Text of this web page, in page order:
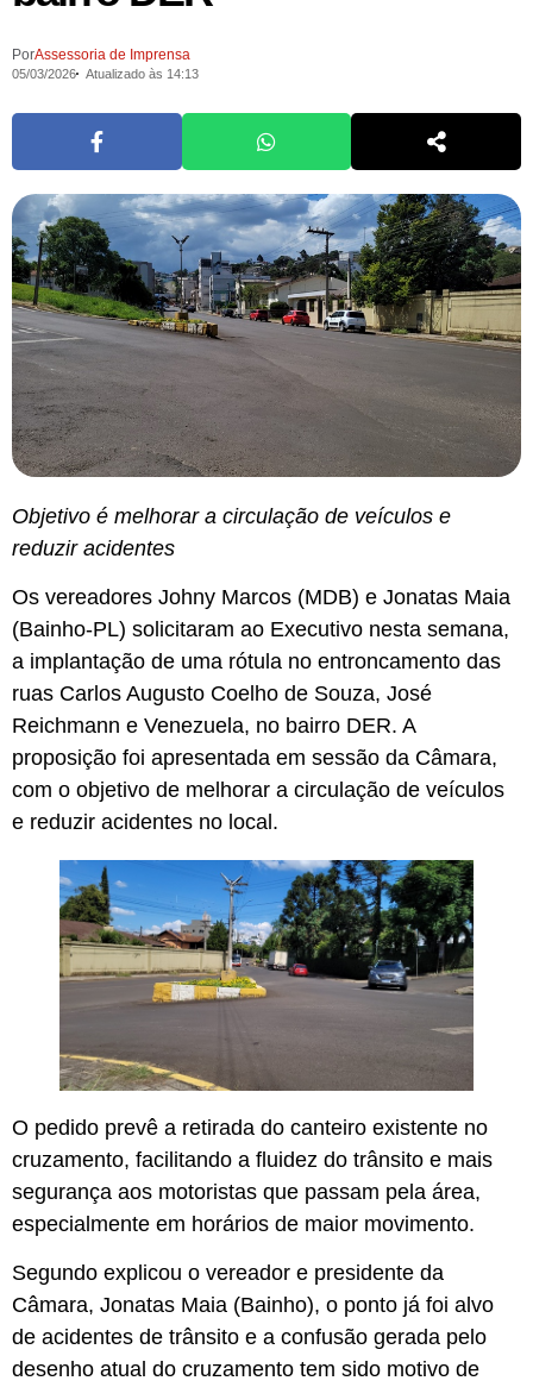
PorAssessoria de Imprensa
05/03/2026 Atualizado às 14:13
Objetivo é melhorar a circulação de veículos e
reduzir acidentes
Os vereadores Johny Marcos (MDB) e Jonatas Maia
(Bainho-PL) solicitaram ao Executivo nesta semana,
a implantação de uma rótula no entroncamento das
ruas Carlos Augusto Coelho de Souza, José
Reichmann e Venezuela, no bairro DER. A
proposição foi apresentada em sessão da Câmara,
com o objetivo de melhorar a circulação de veículos
e reduzir acidentes no local.
O pedido prevê a retirada do canteiro existente no
cruzamento, facilitando a fluidez do trânsito e mais
segurança aos motoristas que passam pela área,
especialmente em horários de maior movimento.
Segundo explicou o vereador e presidente da
Câmara, Jonatas Maia (Bainho), o ponto já foi alvo
de acidentes de trânsito e a confusão gerada pelo
desenho atual do cruzamento tem sido motivo de